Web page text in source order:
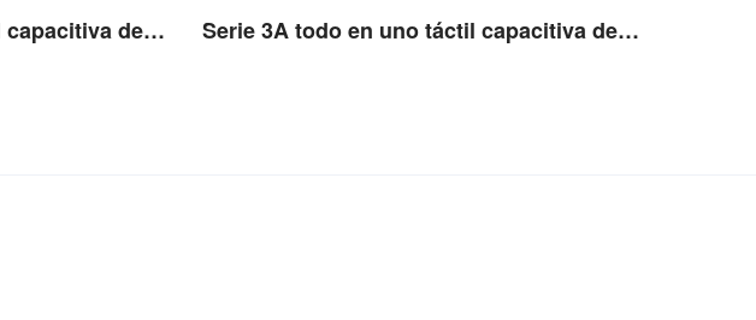
Serie 3A todo en uno táctil capacitiva de 23,8'' Serie 3A todo en uno táctil capacitiva de 27''